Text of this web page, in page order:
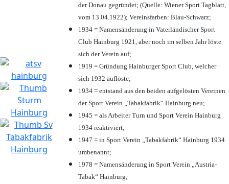
der Donau gegründet; (Quelle: Wiener Sport Tagblatt,
vom 13.04.1922); Vereinsfarben: Blau-Schwarz;
1934 = Namensänderung in Vaterländischer Sport
Club Hainburg 1921, aber noch im selben Jahr löste
sich der Verein auf;
1919 = Gründung Hainburger Sport Club, welcher
sich 1932 auflöste;
1934 = entstand aus den beiden aufgelösten Vereinen
der Sport Verein „Tabakfabrik“ Hainburg neu;
1945 = als Arbeiter Turn und Sport Verein Hainburg
1934 reaktiviert;
1947 = in Sport Verein „Tabakfabrik“ Hainburg 1934
umbenannt;
1978 = Namensänderung in Sport Verein „Austria-
Tabak“ Hainburg;